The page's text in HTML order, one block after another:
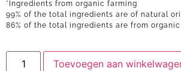
*Ingredients from organic farming
99% of the total ingredients are of natural
86% of the total ingredients are from
Toevoegen aan